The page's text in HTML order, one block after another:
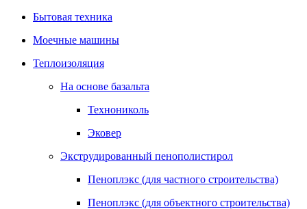
Бытовая техника
Моечные машины
Теплоизоляция
На основе базальта
Технониколь
Эковер
Экструдированный пенополистирол
Пеноплэкс (для частного строительства)
Пеноплэкс (для объектного строительства)